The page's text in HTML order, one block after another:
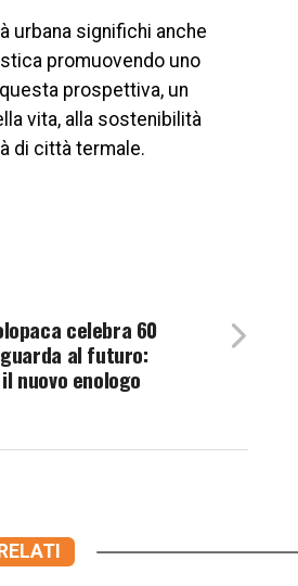
urbana significhi anche
promuovendo uno
prospettiva, un
vita, alla sostenibilità
di città termale.
celebra 60
al futuro:
nuovo enologo